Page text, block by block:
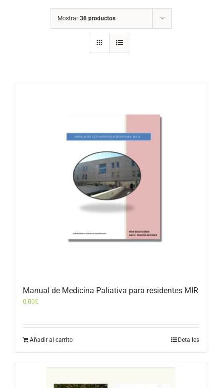
Mostrar 36 productos
Manual de Medicina Paliativa para residentes MIR
0,00€
Añadir al carrito Detalles